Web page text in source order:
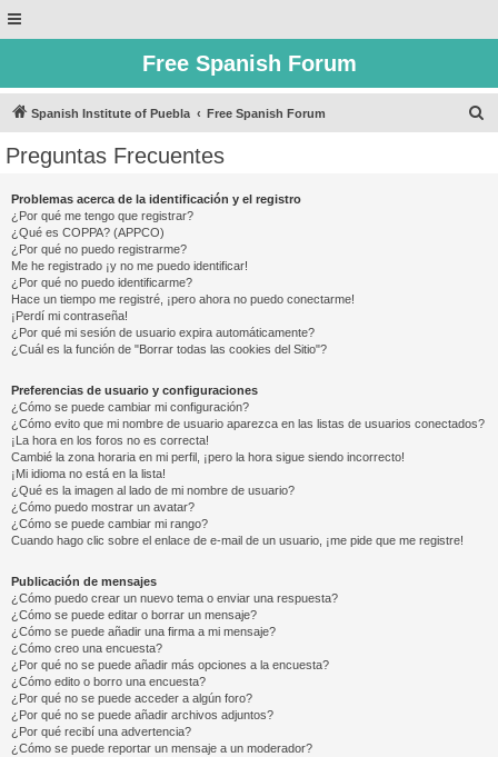
Free Spanish Forum
Spanish Institute of Puebla Free Spanish Forum
Preguntas Frecuentes
Problemas acerca de la identificación y el registro
¿Por qué me tengo que registrar?
¿Qué es COPPA? (APPCO)
¿Por qué no puedo registrarme?
Me he registrado ¡y no me puedo identificar!
¿Por qué no puedo identificarme?
Hace un tiempo me registré, ¡pero ahora no puedo conectarme!
¡Perdí mi contraseña!
¿Por qué mi sesión de usuario expira automáticamente?
¿Cuál es la función de "Borrar todas las cookies del Sitio"?
Preferencias de usuario y configuraciones
¿Cómo se puede cambiar mi configuración?
¿Cómo evito que mi nombre de usuario aparezca en las listas de usuarios conectados?
¡La hora en los foros no es correcta!
Cambié la zona horaria en mi perfil, ¡pero la hora sigue siendo incorrecto!
¡Mi idioma no está en la lista!
¿Qué es la imagen al lado de mi nombre de usuario?
¿Cómo puedo mostrar un avatar?
¿Cómo se puede cambiar mi rango?
Cuando hago clic sobre el enlace de e-mail de un usuario, ¡me pide que me registre!
Publicación de mensajes
¿Cómo puedo crear un nuevo tema o enviar una respuesta?
¿Cómo se puede editar o borrar un mensaje?
¿Cómo se puede añadir una firma a mi mensaje?
¿Cómo creo una encuesta?
¿Por qué no se puede añadir más opciones a la encuesta?
¿Cómo edito o borro una encuesta?
¿Por qué no se puede acceder a algún foro?
¿Por qué no se puede añadir archivos adjuntos?
¿Por qué recibí una advertencia?
¿Cómo se puede reportar un mensaje a un moderador?